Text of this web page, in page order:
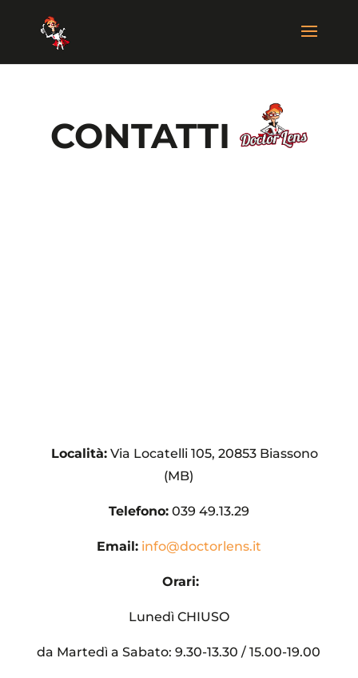
CONTATTI
Località: Via Locatelli 105, 20853 Biassono
(MB)
Telefono:​039 49.13.29
Email: info@doctorlens.it
Orari:
Lunedì CHIUSO
da Martedì a Sabato: 9.30-13.30 / 15.00-19.00